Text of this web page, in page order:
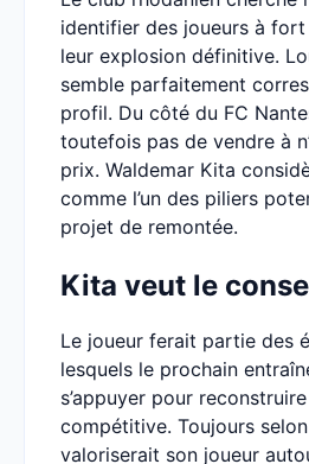
identifier des joueurs à
leur explosion définitive.
semble parfaitement
profil. Du côté du FC
toutefois pas de vendre à
prix. Waldemar Kita
comme l’un des piliers
projet de remontée.
Kita veut le
Le joueur ferait partie des
lesquels le prochain
s’appuyer pour
compétitive. Toujours
valoriserait son joueur